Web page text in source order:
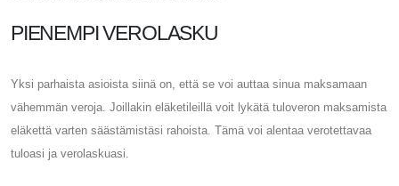
PIENEMPI VEROLASKU
Yksi parhaista asioista siinä on, että se voi auttaa sinua maksamaan
vähemmän veroja. Joillakin eläketileillä voit lykätä tuloveron maksamista
eläkettä varten säästämistäsi rahoista. Tämä voi alentaa verotettavaa
tuloasi ja verolaskuasi.